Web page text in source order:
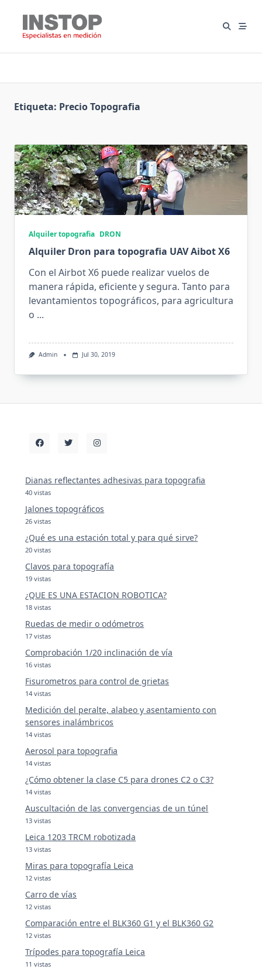
contenido
Etiqueta: Precio Topografia
Alquiler topografia DRON
Alquiler Dron para topografia UAV Aibot X6
Con el Airbot X6 puede realizar vuelos de
manera rápida, eficiente y segura. Tanto para
levantamientos topográficos, para agricultura
o ...
Admin Jul 30, 2019
Dianas reflectantes adhesivas para topografia
40 vistas
Jalones topográficos
26 vistas
¿Qué es una estación total y para qué sirve?
20 vistas
Clavos para topografía
19 vistas
¿QUE ES UNA ESTACION ROBOTICA?
18 vistas
Ruedas de medir o odómetros
17 vistas
Comprobación 1/20 inclinación de vía
16 vistas
Fisurometros para control de grietas
14 vistas
Medición del peralte, alabeo y asentamiento con
sensores inalámbricos
14 vistas
Aerosol para topografia
14 vistas
¿Cómo obtener la clase C5 para drones C2 o C3?
14 vistas
Auscultación de las convergencias de un túnel
13 vistas
Leica 1203 TRCM robotizada
13 vistas
Miras para topografía Leica
12 vistas
Carro de vías
12 vistas
Comparación entre el BLK360 G1 y el BLK360 G2
12 vistas
Trípodes para topografía Leica
11 vistas